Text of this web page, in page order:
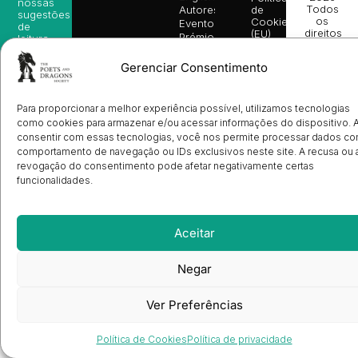
Gerenciar Consentimento
Para proporcionar a melhor experiência possível, utilizamos tecnologias
como cookies para armazenar e/ou acessar informações do dispositivo.
consentir com essas tecnologias, você nos permite processar dados
comportamento de navegação ou IDs exclusivos neste site. A recusa ou
revogação do consentimento pode afetar negativamente certas
funcionalidades.
Aceitar
Negar
Ver Preferências
Política de CookiesPolítica de privacidade
info@poetsandragons.com
Infantil
Adulto
Bookshop
Autores
Eventos
Prémio
Sobre
Nós
de
Manuscritos
Candidatura
de
Ilustradores
Registo
de
Cookies
(EU)
Eletrónico
sugestões
de
leitura,
novidades
sobre
lançamentos,
vantagens
e
avisos
diretamente
e-mail.
Todos
os
direitos